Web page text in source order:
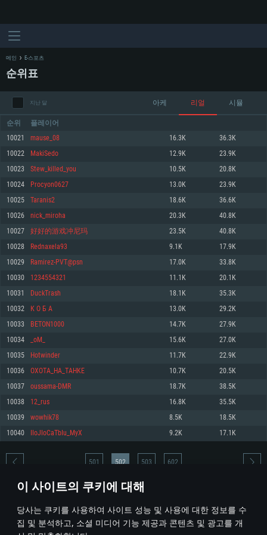
이 사이트의 쿠키에 대해
당사는 쿠키를 사용하여 사이트 성능 및 사용에 대한 정보를 수
집 및 분석하고, 소셜 미디어 기능 제공과 콘텐츠 및 광고를 개
시스템 요구사항
최소사양
운영체제: Windows 10 (64 bit)
프로세서: 2.2 GHz 듀얼코어 이상
메모리: 4GB
그래픽 카드: DirectX 11 이상을 지원하는 AMD Radeon 77XX / NVIDIA
GeForce GT 660. 최소 사양 해상도: 720p
네트워크: 브로드밴드 인터넷
여유 저장 공간: 22.1 GB (최소 클라이언트)
권장 사양
570 혹은 그 이상
여유 저장 공간: 62.2 GB (전체 클라이언트)
최소사양
운영체제: Mac OS Big Sur 11.0
프로세서: 최소 2.2 GHz의 Core i5 (Intel Xeon 은 지원하지 않습니다)
메모리: 6 GB
그래픽 카드: Metal 을 지원하는 Intel Iris Pro 5200 (Mac), 혹은 이와 비슷한 성
능을 가지는 Mac 버전의 AMD/Nvidia. 최소 해상도: 720p
네트워크: 브로드밴드 인터넷
여유 저장 공간: 22.1 GB (최소 클라이언트)
권장 사양
네트워크: 브로드밴드 인터넷
여유 저장 공간: 62.2 GB (전체 클라이언트)
최소사양
운영체제: 64bit Linux 중 최신 버전
프로세서: 2.4 GHz 듀얼코어
메모리: 4 GB
그래픽 카드: Vulkan 을 지원하고, 최신 그래픽 드라이버를 지원하는 NVIDIA
660 (6개월 미만) 혹은 그와 동급의 성능을 가지며 최신 그래픽 드라이버를 지
원하는 AMD (6개월 미만; 최소사양 지원 해상도 720p)
네트워크: 브로드밴드 인터넷
여유 저장 공간: 22.1 GB (최소 클라이언트)
권장 사양
운영체제: Ubuntu 20.04 64bit
프로세서: Intel Core i7
메모리: 16 GB
그래픽 카드: Vulkan 을 지원하고, 최신 그래픽 드라이버를 지원하는 NVIDIA
1060 (6개월 미만) 혹은 그와 동급의 성능을 가지며 최신 그래픽 드라이버를
지원하는 AMD RX 570 (6개월 미만; 최소사양 지원 해상도 720p) 이상
여유 저장 공간: 62.2 GB (전체 클라이언트)
메인 E-스포츠
순위표
지난 달 아케 리얼 시뮬
순위 플레이어
10021 mause_08 16.3K 36.3K
10022 MakiSedo 12.9K 23.9K
10023 Stew_killed_you 10.5K 20.8K
10024 Procyon0627 13.0K 23.9K
10025 Taranis2 18.6K 36.6K
10026 nick_miroha 20.3K 40.8K
10027 好好的游戏冲尼玛 23.5K 40.8K
10028 Rednaxela93 9.1K 17.9K
10029 Ramirez-PVT@psn 17.0K 33.8K
10030 1234554321 11.1K 20.1K
10031 DuckTrash 18.1K 35.3K
10032 К О Б А 13.0K 29.2K
10033 BETON1000 14.7K 27.9K
10034 _oM_ 15.6K 27.0K
10035 Hotwinder 11.7K 22.9K
10036 OXOTA_HA_TAHKE 10.7K 20.5K
10037 oussama-DMR 18.7K 38.5K
10038 12_rus 16.8K 35.5K
10039 wowhik78 8.5K 18.5K
10040 IIoJIoCaTbIu_MyX 9.2K 17.1K
* 순위표는 매일 1회 갱신됩니다
501 502 503 602